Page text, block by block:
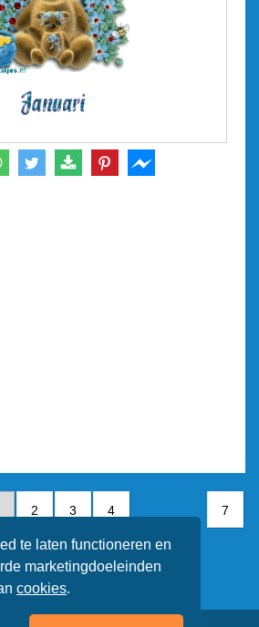
te laten functioneren en
marketingdoeleinden
cookies.
2 3 4 7